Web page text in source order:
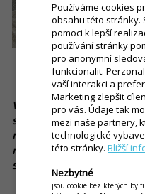
Poctivé pečivo
Zdroj:
V nadväznosti na
ste vypichli ako
navštíviť jednu z vašich
niektoré konkrétne
sa na internete stretajú s
Používáme cookies
obsahu této stránky.
pomoci k lepší
používání stránky
pro anonymní
funkcionalit.
vaší interakci a
Marketing zlepšit
pro vás. Údaje tak
mezi naše partnery,
technologické
této stránky.Bližší
Nezbytné
jsou cookie bez kterých by